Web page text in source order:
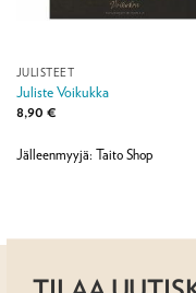
JULISTEET
Juliste Voikukka
8,90 €
Jälleenmyyjä: Taito Shop